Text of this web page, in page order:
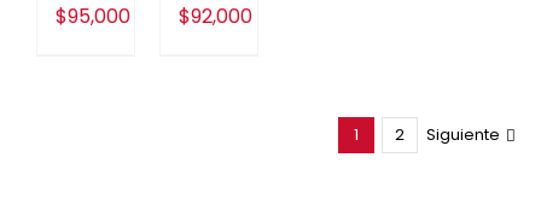
$95,000 $92,000
1 2 Siguiente